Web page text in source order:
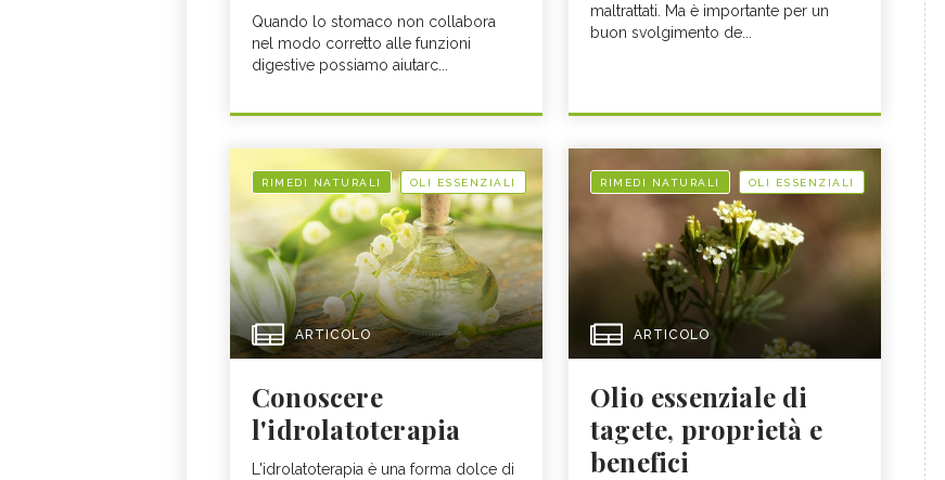
Quando lo stomaco non collabora
nel modo corretto alle funzioni
digestive possiamo aiutarc...
maltrattati. Ma è importante per un
buon svolgimento de...
RIMEDI NATURALI OLI ESSENZIALI
ARTICOLO
Conoscere
l'idrolatoterapia
L'idrolatoterapia è una forma dolce di
RIMEDI NATURALI OLI ESSENZIALI
ARTICOLO
Olio essenziale di
tagete, proprietà e
benefici